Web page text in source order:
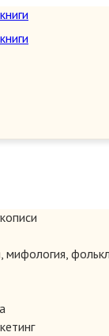
мифология,